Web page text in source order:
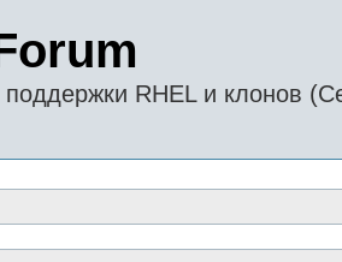
RHEL и клонов